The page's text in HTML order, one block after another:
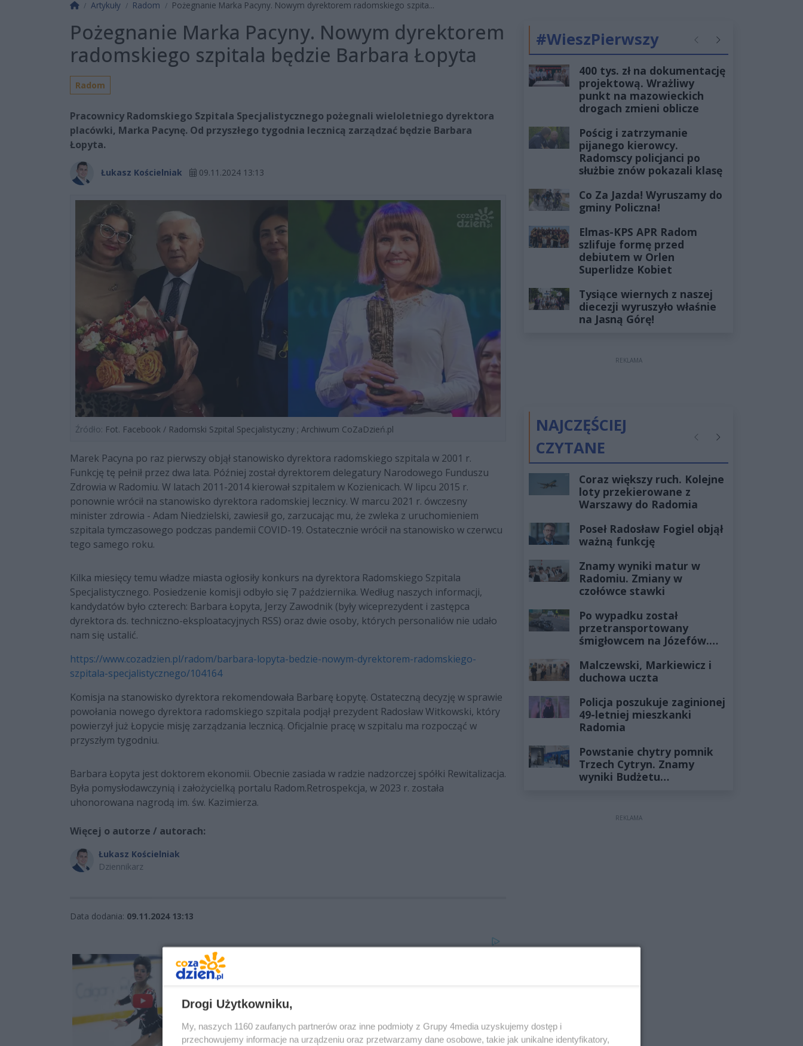
Strona główna
Artykuły Radom Pożegnanie Marka Pacyny. Nowym dyrektorem radomskiego szpita...
Pożegnanie Marka Pacyny. Nowym dyrektorem
radomskiego szpitala będzie Barbara Łopyta
Radom
Pracownicy Radomskiego Szpitala Specjalistycznego pożegnali wieloletniego dyrektora
placówki, Marka Pacynę. Od przyszłego tygodnia lecznicą zarządzać będzie Barbara
Łopyta.
Łukasz Kościelniak 09.11.2024 13:13
Źródło: Fot. Facebook / Radomski Szpital Specjalistyczny ; Archiwum CoZaDzień.pl
Marek Pacyna po raz pierwszy objął stanowisko dyrektora radomskiego szpitala w 2001 r.
Funkcję tę pełnił przez dwa lata. Później został dyrektorem delegatury Narodowego Funduszu
Zdrowia w Radomiu. W latach 2011-2014 kierował szpitalem w Kozienicach. W lipcu 2015 r.
ponownie wrócił na stanowisko dyrektora radomskiej lecznicy. W marcu 2021 r. ówczesny
minister zdrowia - Adam Niedzielski, zawiesił go, zarzucając mu, że zwleka z uruchomieniem
szpitala tymczasowego podczas pandemii COVID-19. Ostatecznie wrócił na stanowisko w czerwcu
tego samego roku.
Kilka miesięcy temu władze miasta ogłosiły konkurs na dyrektora Radomskiego Szpitala
Specjalistycznego. Posiedzenie komisji odbyło się 7 października. Według naszych informacji,
kandydatów było czterech: Barbara Łopyta, Jerzy Zawodnik (były wiceprezydent i zastępca
dyrektora ds. techniczno-eksploatacyjnych RSS) oraz dwie osoby, których personaliów nie udało
nam się ustalić.
https://www.cozadzien.pl/radom/barbara-lopyta-bedzie-nowym-dyrektorem-radomskiego-
szpitala-specjalistycznego/104164
Komisja na stanowisko dyrektora rekomendowała Barbarę Łopytę. Ostateczną decyzję w sprawie
powołania nowego dyrektora radomskiego szpitala podjął prezydent Radosław Witkowski, który
powierzył już Łopycie misję zarządzania lecznicą. Oficjalnie pracę w szpitalu ma rozpocząć w
przyszłym tygodniu.
Barbara Łopyta jest doktorem ekonomii. Obecnie zasiada w radzie nadzorczej spółki Rewitalizacja.
Była pomysłodawczynią i założycielką portalu Radom.Retrospekcja, w 2023 r. została
uhonorowana nagrodą im. św. Kazimierza.
Więcej o autorze / autorach:
Łukasz Kościelniak
Dziennikarz
Data dodania: 09.11.2024 13:13
#WieszPierwszy PoprzednieNastępne
400 tys. zł na dokumentację
projektową. Wrażliwy
punkt na mazowieckich
drogach zmieni oblicze
Pościg i zatrzymanie
pijanego kierowcy.
Radomscy policjanci po
służbie znów pokazali klasę
Co Za Jazda! Wyruszamy do
gminy Policzna!
Elmas-KPS APR Radom
szlifuje formę przed
debiutem w Orlen
Superlidze Kobiet
Tysiące wiernych z naszej
diecezji wyruszyło właśnie
na Jasną Górę!
REKLAMA
NAJCZĘŚCIEJ
CZYTANE
PoprzednieNastępne
Coraz większy ruch. Kolejne
loty przekierowane z
Warszawy do Radomia
Poseł Radosław Fogiel objął
ważną funkcję
Znamy wyniki matur w
Radomiu. Zmiany w
czołówce stawki
Po wypadku został
przetransportowany
śmigłowcem na Józefów.
żyłach
Malczewski, Markiewicz i
duchowa uczta
Policja poszukuje zaginionej
49-letniej mieszkanki
Radomia
Powstanie chytry pomnik
Trzech Cytryn. Znamy
wyniki Budżetu
REKLAMA
Drogi Użytkowniku,
My, naszych 1160 zaufanych partnerów oraz inne podmioty z Grupy 4media uzyskujemy dostęp i
przechowujemy informacje na urządzeniu oraz przetwarzamy dane osobowe, takie jak unikalne identyfikatory,